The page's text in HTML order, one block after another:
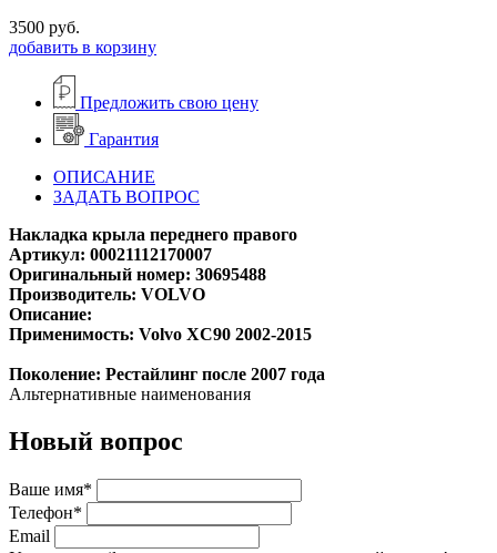
3500 руб.
добавить в корзину
Предложить свою цену
Гарантия
ОПИСАНИЕ
ЗАДАТЬ ВОПРОС
Накладка крыла переднего правого
Артикул: 00021112170007
Оригинальный номер: 30695488
Производитель: VOLVO
Описание:
Применимость: Volvo XC90 2002-2015
Поколение: Рестайлинг после 2007 года
Альтернативные наименования
Новый вопрос
Ваше имя*
Телефон*
Email